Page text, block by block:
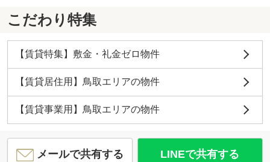
こだわり特集
【賃貸特集】敷金・礼金ゼロ物件
【賃貸居住用】鳥取エリアの物件
【賃貸事業用】鳥取エリアの物件
メールで共有する LINEで共有する